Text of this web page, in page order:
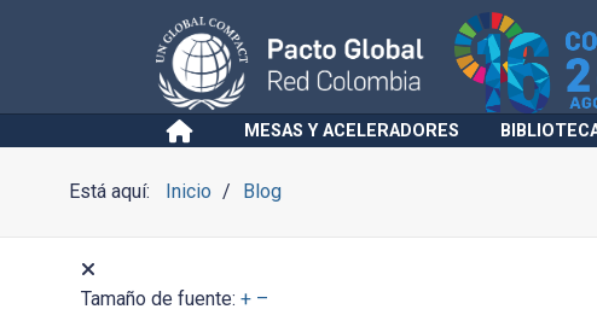
MESAS Y ACELERADORES
Está aquí: Inicio Blog
Tamaño de fuente: + –